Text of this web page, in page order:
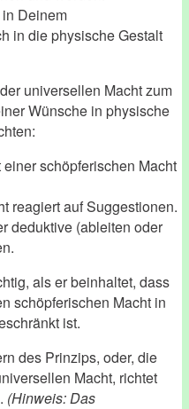
Deinem
in die physische Gestalt
universellen Macht zum
Wünsche in physische
schöpferischen Macht
reagiert auf Suggestionen.
deduktive (ableiten oder
als er beinhaltet, dass
schöpferischen Macht in
ist.
des Prinzips, oder, die
Macht, richtet
(Hinweis: Das